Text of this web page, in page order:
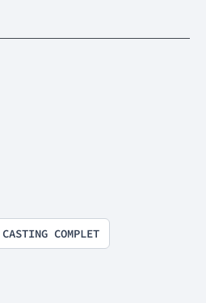
COMPLET